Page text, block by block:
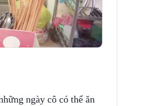
ngày cô có thể ăn